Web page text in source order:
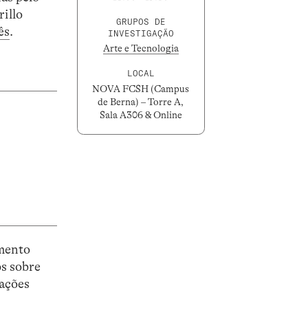
.
sobre
GRUPOS DE
INVESTIGAÇÃO
Arte e Tecnologia
LOCAL
NOVA FCSH (Campus
de Berna) – Torre A,
Sala A306 & Online